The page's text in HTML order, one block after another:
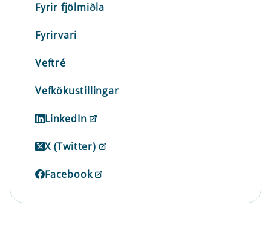
Fyrir fjölmiðla
Fyrirvari
Veftré
Vefkökustillingar
LinkedIn
X (Twitter)
Facebook